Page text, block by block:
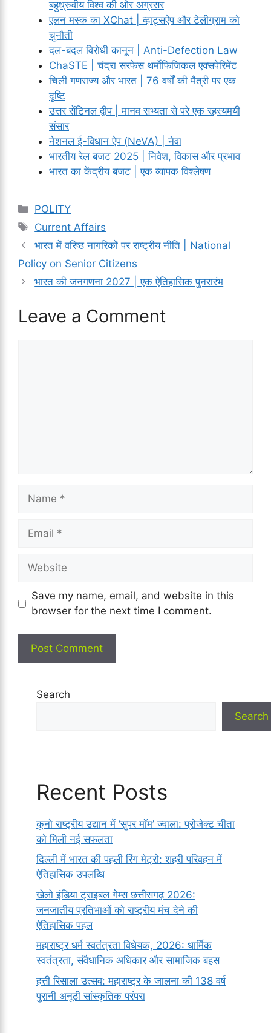
बहुध्रुवीय विश्व की ओर अग्रसर
एलन मस्क का XChat | व्हाट्सऐप और टेलीग्राम को
चुनौती
दल-बदल विरोधी कानून | Anti-Defection Law
ChaSTE | चंद्रा सरफेस थर्मोफिजिकल एक्सपेरिमेंट
चिली गणराज्य और भारत | 76 वर्षों की मैत्री पर एक
दृष्टि
उत्तर सेंटिनल द्वीप | मानव सभ्यता से परे एक रहस्यमयी
संसार
नेशनल ई-विधान ऐप (NeVA) | नेवा
भारतीय रेल बजट 2025 | निवेश, विकास और प्रभाव
भारत का केंद्रीय बजट | एक व्यापक विश्लेषण
Categories
POLITY
Tags
Current Affairs
भारत में वरिष्ठ नागरिकों पर राष्ट्रीय नीति | National
Policy on Senior Citizens
भारत की जनगणना 2027 | एक ऐतिहासिक पुनरारंभ
Leave a Comment
Name
Email
Website
Save my name, email, and website in this
browser for the next time I comment.
Search
Search
Recent Posts
कूनो राष्ट्रीय उद्यान में ‘सुपर मॉम’ ज्वाला: प्रोजेक्ट चीता
को मिली नई सफलता
दिल्ली में भारत की पहली रिंग मेट्रो: शहरी परिवहन में
ऐतिहासिक उपलब्धि
खेलो इंडिया ट्राइबल गेम्स छत्तीसगढ़ 2026:
जनजातीय प्रतिभाओं को राष्ट्रीय मंच देने की
ऐतिहासिक पहल
महाराष्ट्र धर्म स्वतंत्रता विधेयक, 2026: धार्मिक
स्वतंत्रता, संवैधानिक अधिकार और सामाजिक बहस
हत्ती रिसाला उत्सव: महाराष्ट्र के जालना की 138 वर्ष
पुरानी अनूठी सांस्कृतिक परंपरा